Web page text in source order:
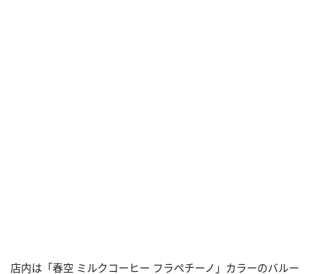
店内は「春空 ミルクコーヒー フラペチーノ」カラーのバルー